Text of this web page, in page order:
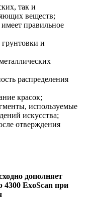
так и
веществ;
правильное
и
распределения
красок;
используемые
искусства;
отверждения
дополняет
ExoScan при